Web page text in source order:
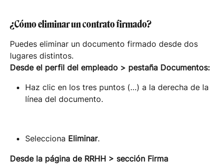
¿Cómo eliminar un contrato firmado?
Puedes eliminar un documento firmado desde dos
lugares distintos.
Desde el perfil del empleado > pestaña Documentos:
Haz clic en los tres puntos (…) a la derecha de la
línea del documento.
Selecciona Eliminar.
Desde la página de RRHH > sección Firma